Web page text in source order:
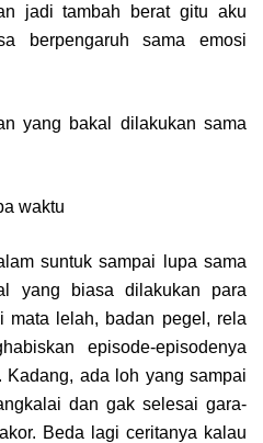
jadi tambah berat gitu aku
berpengaruh sama emosi
yang bakal dilakukan sama
waktu
suntuk sampai lupa sama
yang biasa dilakukan para
mata lelah, badan pegel, rela
episode-episodenya
ada loh yang sampai
dan gak selesai gara-
Beda lagi ceritanya kalau